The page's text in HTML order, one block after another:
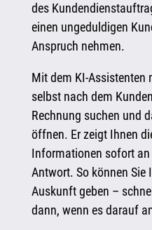
des
einen ungeduldigen
Anspruch nehmen.
Mit dem KI-Assistenten
selbst nach dem
Rechnung suchen und
öffnen. Er zeigt Ihnen
Informationen sofort
Antwort. So können Sie
Auskunft geben –
dann, wenn es darauf